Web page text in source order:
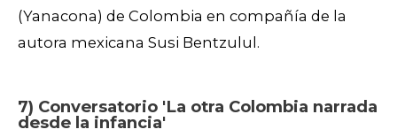
(Yanacona) de Colombia en compañía de la
autora mexicana Susi Bentzulul.
7) Conversatorio 'La otra Colombia narrada
desde la infancia'